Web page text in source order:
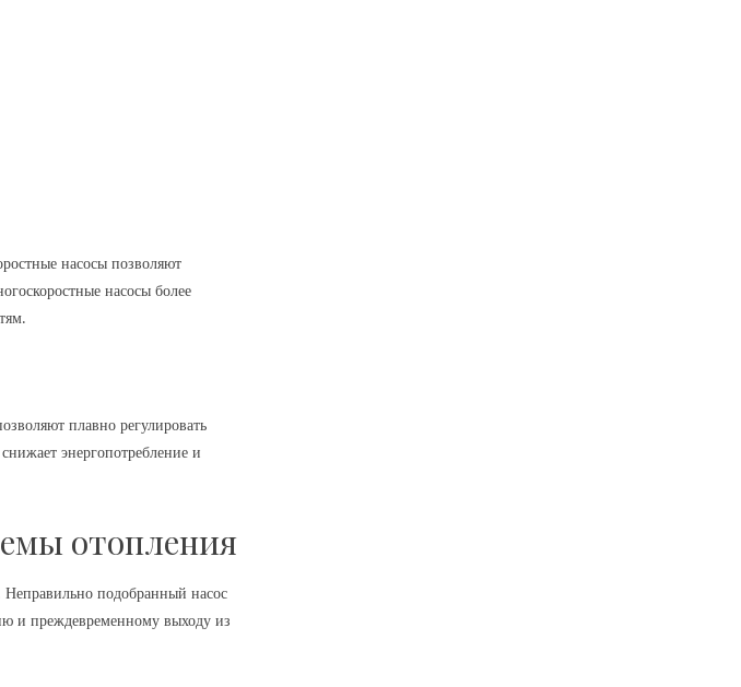
насосы позволяют
насосы более
плавно регулировать
энергопотребление и
отопления
Неправильно подобранный насос
и преждевременному выходу из